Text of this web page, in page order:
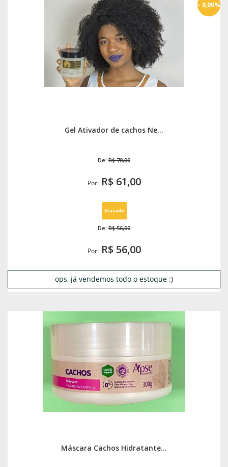
Gel Ativador de cachos Ne...
De: R$ 70,00
Por:R$ 61,00
- 13%
Atacado
De: R$ 56,00
Por:R$ 56,00
- 0,00%
ops, já vendemos todo o estoque :)
Máscara Cachos Hidratante...